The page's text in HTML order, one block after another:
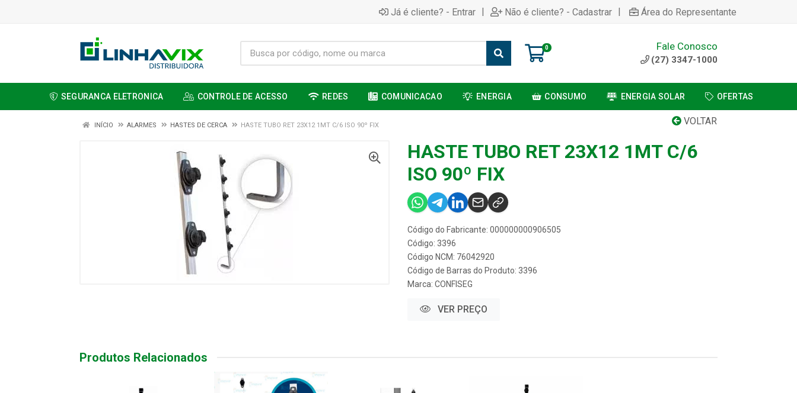
Já é cliente? - Entrar | Não é cliente? - Cadastrar | Área do Representante
0 Fale Conosco
(27) 3347-1000
SEGURANCA ELETRONICA CONTROLE DE ACESSO REDES COMUNICACAO ENERGIA CONSUMO ENERGIA SOLAR OFERTAS
VOLTAR
INÍCIO ALARMES HASTES DE CERCA HASTE TUBO RET 23X12 1MT C/6 ISO 90º FIX
HASTE TUBO RET 23X12 1MT C/6
ISO 90º FIX
Código do Fabricante: 000000000906505
Código: 3396
Código NCM: 76042920
Código de Barras do Produto: 3396
Marca: CONFISEG
VER PREÇO
Produtos Relacionados